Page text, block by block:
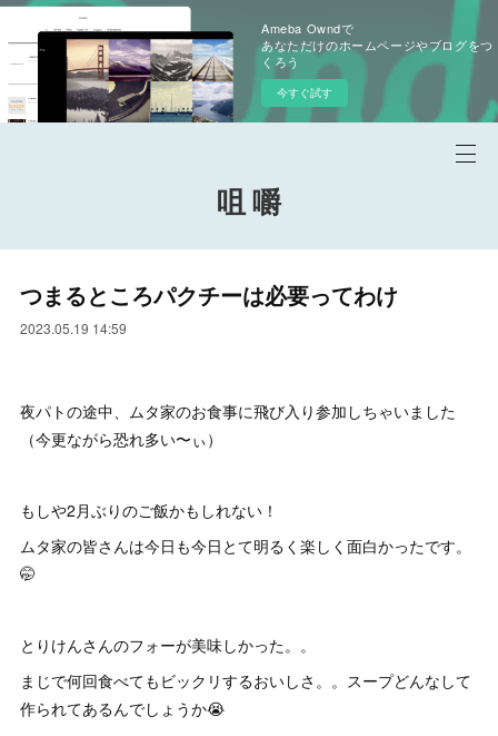
Ameba Owndで
あなただけのホームページやブログをつ
くろう
今すぐ試す
咀 嚼
つまるところパクチーは必要ってわけ
2023.05.19 14:59
夜パトの途中、ムタ家のお食事に飛び入り参加しちゃいました
（今更ながら恐れ多い〜ぃ）
もしや2月ぶりのご飯かもしれない！
ムタ家の皆さんは今日も今日とて明るく楽しく面白かったです。
🤭
とりけんさんのフォーが美味しかった。。
まじで何回食べてもビックリするおいしさ。。スープどんなして
作られてあるんでしょうか😭